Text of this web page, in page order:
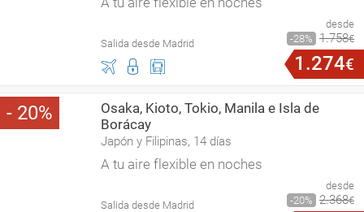
Salida desde Madrid
desde
28
1.758€
1 .274€
20
Osaka, Kioto, Tokio, Manila e Isla de
Borácay
Japón y Filipinas, 14 días
A tu aire flexible en noches
Salida desde Madrid
desde
20
2.368€